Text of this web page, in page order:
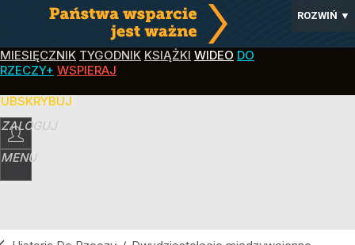
ROZWIŃ ▼
MIESIĘCZNIK TYGODNIK KSIĄŻKI WIDEO DO
RZECZY+ WSPIERAJ
ZALOGUJ
MENU